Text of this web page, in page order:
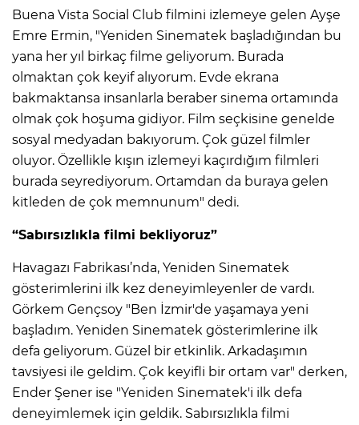
Buena Vista Social Club filmini izlemeye gelen Ayşe
Emre Ermin, "Yeniden Sinematek başladığından bu
yana her yıl birkaç filme geliyorum. Burada
olmaktan çok keyif alıyorum. Evde ekrana
bakmaktansa insanlarla beraber sinema ortamında
olmak çok hoşuma gidiyor. Film seçkisine genelde
sosyal medyadan bakıyorum. Çok güzel filmler
oluyor. Özellikle kışın izlemeyi kaçırdığım filmleri
burada seyrediyorum. Ortamdan da buraya gelen
kitleden de çok memnunum" dedi.
“Sabırsızlıkla filmi bekliyoruz”
Havagazı Fabrikası’nda, Yeniden Sinematek
gösterimlerini ilk kez deneyimleyenler de vardı.
Görkem Gençsoy "Ben İzmir'de yaşamaya yeni
başladım. Yeniden Sinematek gösterimlerine ilk
defa geliyorum. Güzel bir etkinlik. Arkadaşımın
tavsiyesi ile geldim. Çok keyifli bir ortam var" derken,
Ender Şener ise "Yeniden Sinematek'i ilk defa
deneyimlemek için geldik. Sabırsızlıkla filmi